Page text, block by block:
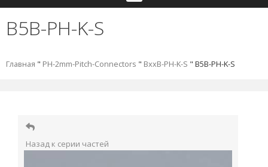
B5B-PH-K-S
Главная " PH-2mm-Pitch-Connectors " BxxB-PH-K-S " B5B-PH-K-S
Назад к серии частей